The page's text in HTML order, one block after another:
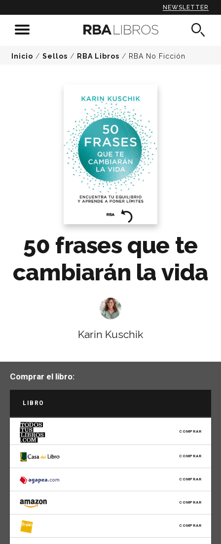
NEWSLETTER
Inicio / Sellos / RBA Libros / RBA No Ficción
50 frases que te
cambiarán la vida
Karin Kuschik
Comprar el libro:
LIBRO
COMPRAR
COMPRAR
COMPRAR
COMPRAR
COMPRAR